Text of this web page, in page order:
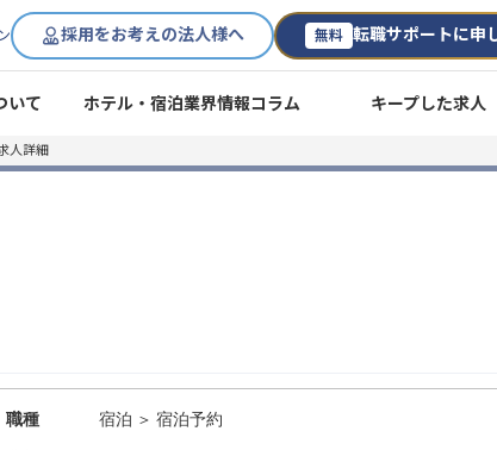
採用をお考えの法人様へ 無料 転職サポートに申
いて ホテル・宿泊業界情報コラム キープした求人
人詳細
職種 宿泊 ＞ 宿泊予約